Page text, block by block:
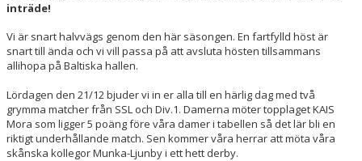
inträde!
Vi är snart halvvägs genom den här säsongen. En fartfylld höst är
snart till ända och vi vill passa på att avsluta hösten tillsammans
allihopa på Baltiska hallen.
Lördagen den 21/12 bjuder vi in er alla till en härlig dag med två
grymma matcher från SSL och Div.1. Damerna möter topplaget KAIS
Mora som ligger 5 poäng före våra damer i tabellen så det lär bli en
riktigt underhållande match. Sen kommer våra herrar att möta våra
skånska kollegor Munka-Ljunby i ett hett derby.